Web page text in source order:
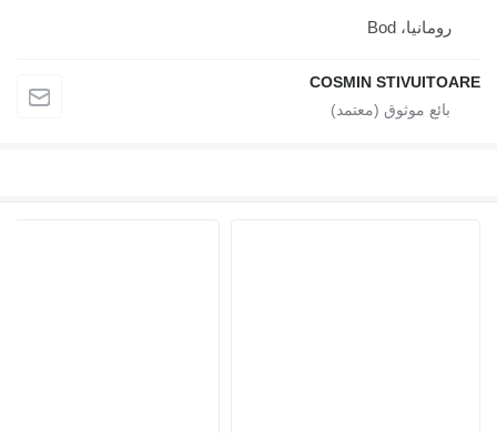
رومانيا، Bod
COSMIN STIVUITOARE